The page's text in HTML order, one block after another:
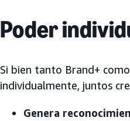
Poder
Si bien tanto Brand+
individualmente, juntos
Genera